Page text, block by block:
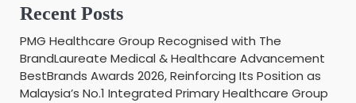
Recent Posts
PMG Healthcare Group Recognised with The
BrandLaureate Medical & Healthcare Advancement
BestBrands Awards 2026, Reinforcing Its Position as
Malaysia’s No.1 Integrated Primary Healthcare Group